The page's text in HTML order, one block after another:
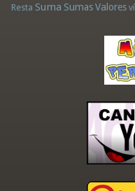
Resta Suma Sumas Valores